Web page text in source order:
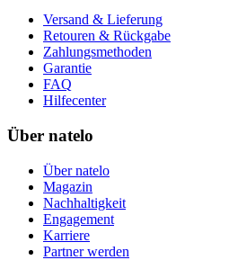
Versand & Lieferung
Retouren & Rückgabe
Zahlungsmethoden
Garantie
FAQ
Hilfecenter
Über natelo
Über natelo
Magazin
Nachhaltigkeit
Engagement
Karriere
Partner werden